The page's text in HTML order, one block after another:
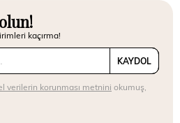
kaçırma!
KAYDOL
verilerin korunması metnini okumuş,